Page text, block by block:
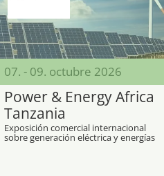
07. - 09. octubre 2026
Power & Energy Africa
Tanzania
Exposición comercial internacional
sobre generación eléctrica y energías
renovables